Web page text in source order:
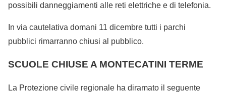
possibili danneggiamenti alle reti elettriche e di telefonia.
In via cautelativa domani 11 dicembre tutti i parchi
pubblici rimarranno chiusi al pubblico.
SCUOLE CHIUSE A MONTECATINI TERME
La Protezione civile regionale ha diramato il seguente